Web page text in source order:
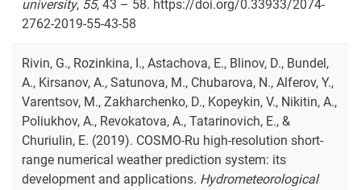
university, 55, 43 – 58. https://doi.org/0.33933/2074-
2762-2019-55-43-58
Rivin, G., Rozinkina, I., Astachova, E., Blinov, D., Bundel,
A., Kirsanov, A., Satunova, M., Chubarova, N., Alferov, Y.,
Varentsov, M., Zakharchenko, D., Kopeykin, V., Nikitin, A.,
Poliukhov, A., Revokatova, A., Tatarinovich, E., &
Churiulin, E. (2019). COSMO-Ru high-resolution short-
range numerical weather prediction system: its
development and applications. Hydrometeorological